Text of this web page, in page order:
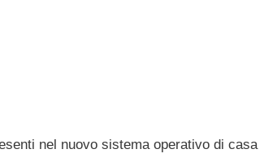
nel nuovo sistema operativo di casa